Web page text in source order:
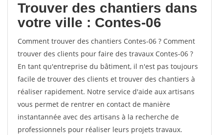
Trouver des chantiers dans
votre ville : Contes-06
Comment trouver des chantiers Contes-06 ? Comment
trouver des clients pour faire des travaux Contes-06 ?
En tant qu'entreprise du bâtiment, il n'est pas toujours
facile de trouver des clients et trouver des chantiers à
réaliser rapidement. Notre service d'aide aux artisans
vous permet de rentrer en contact de manière
instantannée avec des artisans à la recherche de
professionnels pour réaliser leurs projets travaux.